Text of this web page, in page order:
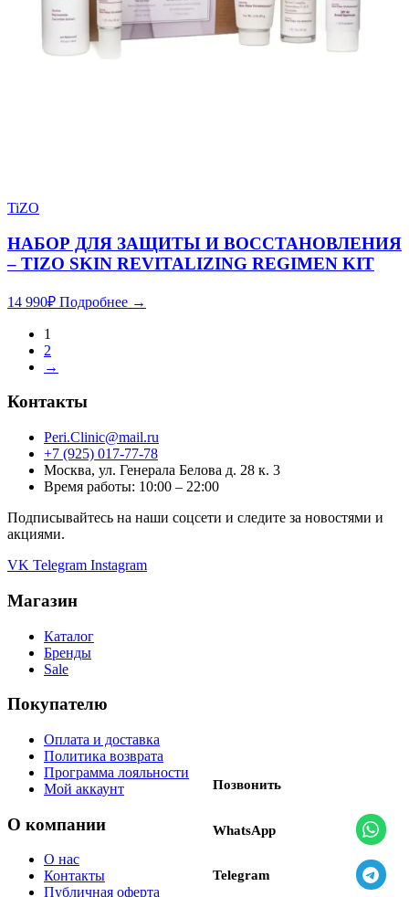
TiZO
НАБОР ДЛЯ ЗАЩИТЫ И ВОССТАНОВЛЕНИЯ
– TIZO SKIN REVITALIZING REGIMEN KIT
14 990₽ Подробнее →
1
2
→
Контакты
Peri.Clinic@mail.ru
+7 (925) 017-77-78
Москва, ул. Генерала Белова д. 28 к. 3
Время работы: 10:00 – 22:00
Подписывайтесь на наши соцсети и следите за новостями и
акциями.
VK Telegram Instagram
Магазин
Каталог
Бренды
Sale
Покупателю
Оплата и доставка
Политика возврата
Программа лояльности
Мой аккаунт
О компании
О нас
Контакты
Публичная оферта
Позвонить
WhatsApp
Telegram